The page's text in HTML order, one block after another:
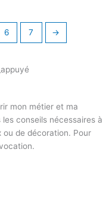
6 7 →
mon métier et ma
conseils nécessaires à
ou de décoration. Pour